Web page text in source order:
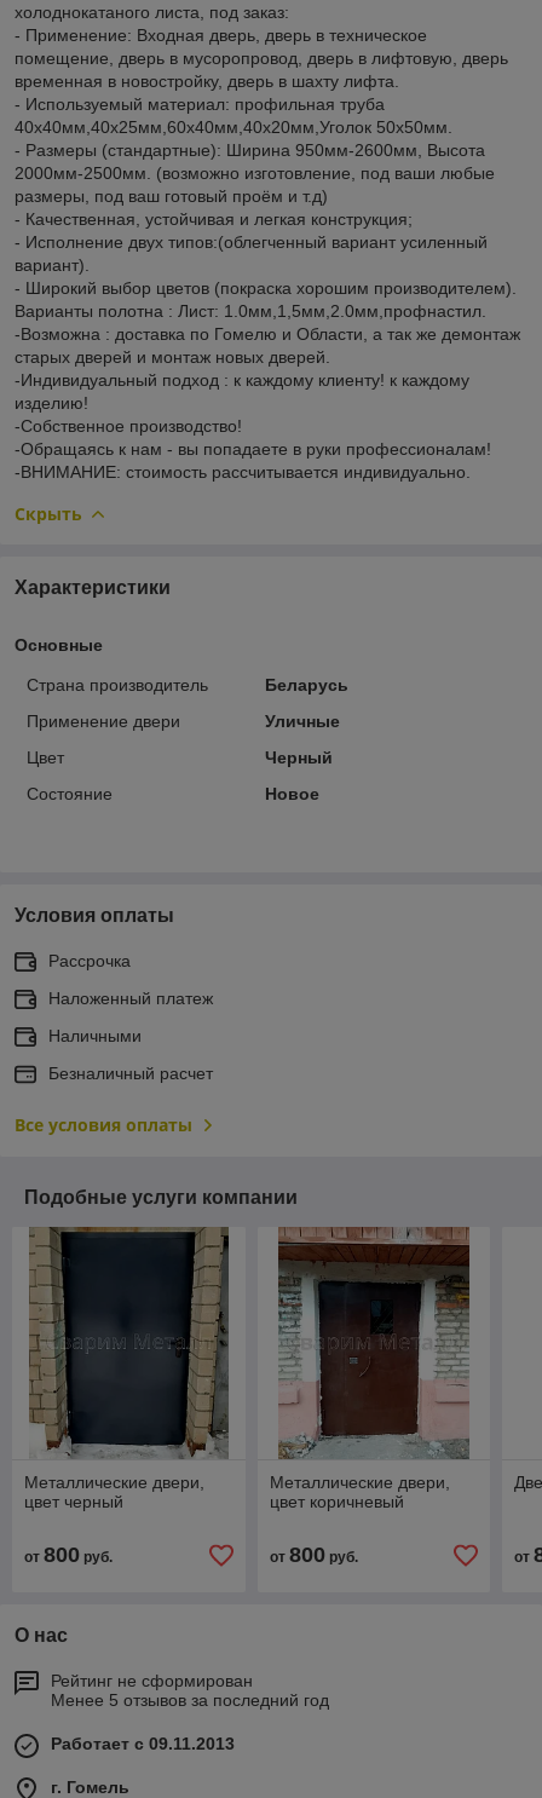
холоднокатаного листа, под заказ:
- Применение: Входная дверь, дверь в техническое
помещение, дверь в мусоропровод, дверь в лифтовую, дверь
временная в новостройку, дверь в шахту лифта.
- Используемый материал: профильная труба
40х40мм,40х25мм,60х40мм,40х20мм,Уголок 50х50мм.
- Размеры (стандартные): Ширина 950мм-2600мм, Высота
2000мм-2500мм. (возможно изготовление, под ваши любые
размеры, под ваш готовый проём и т.д)
- Качественная, устойчивая и легкая конструкция;
- Исполнение двух типов:(облегченный вариант усиленный
вариант).
- Широкий выбор цветов (покраска хорошим производителем).
Варианты полотна : Лист: 1.0мм,1,5мм,2.0мм,профнастил.
-Возможна : доставка по Гомелю и Области, а так же демонтаж
старых дверей и монтаж новых дверей.
-Индивидуальный подход : к каждому клиенту! к каждому
изделию!
-Собственное производство!
-Обращаясь к нам - вы попадаете в руки профессионалам!
-ВНИМАНИЕ: стоимость рассчитывается индивидуально.
Скрыть
Характеристики
Основные
Страна производитель
Беларусь
Применение двери
Уличные
Цвет
Черный
Состояние
Новое
Условия оплаты
Рассрочка
Наложенный платеж
Наличными
Безналичный расчет
Все условия оплаты
Подобные услуги компании
Металлические двери,
цвет черный
от 800 руб.
Металлические двери,
цвет коричневый
от 800руб. от
О нас
Рейтинг не сформирован
Менее 5 отзывов за последний год
Работает с 09.11.2013
г. Гомель